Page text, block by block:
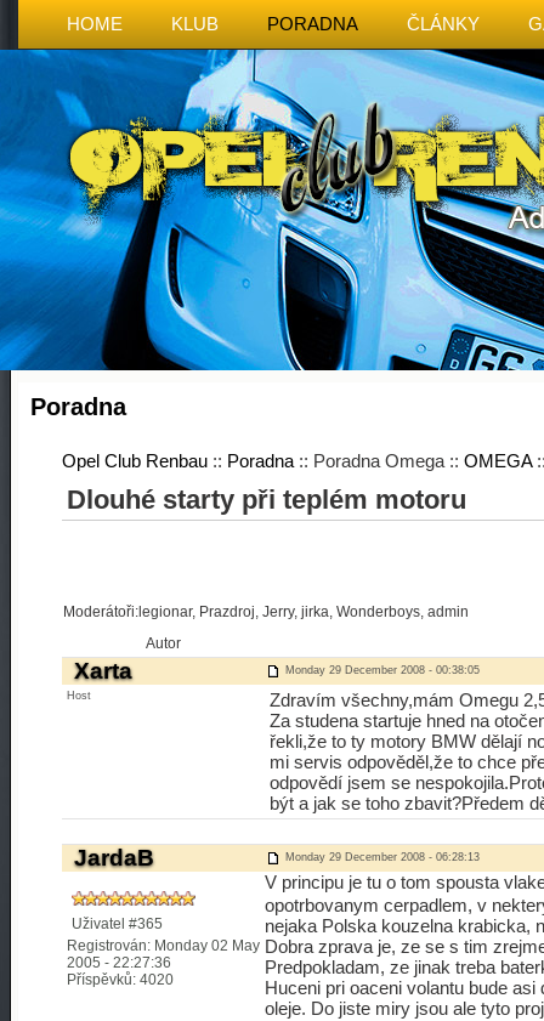
HOME KLUB PORADNA ČLÁNKY
Poradna
Opel Club Renbau :: Poradna :: Poradna Omega :: OMEGA
Dlouhé starty při teplém motoru
Moderátoři:legionar, Prazdroj, Jerry, jirka, Wonderboys, admin
Autor
Xarta Monday 29 December 2008 - 00:38:05
Host
Zdravím všechny,mám Omegu
Za studena startuje hned na
řekli,že to ty motory BMW dělají
mi servis odpověděl,že to chce
odpovědí jsem se
být a jak se toho zbavit?Předem
JardaB Monday 29 December 2008 - 06:28:13
Uživatel #365
Registrován: Monday 02 May
2005 - 22:27:36
Příspěvků: 4020
V principu je tu o tom spousta
opotrbovanym cerpadlem, v
nejaka Polska kouzelna krabicka,
Dobra zprava je, ze se s tim
Predpokladam, ze jinak treba
Huceni pri oaceni volantu bude
oleje. Do jiste miry jsou ale tyto